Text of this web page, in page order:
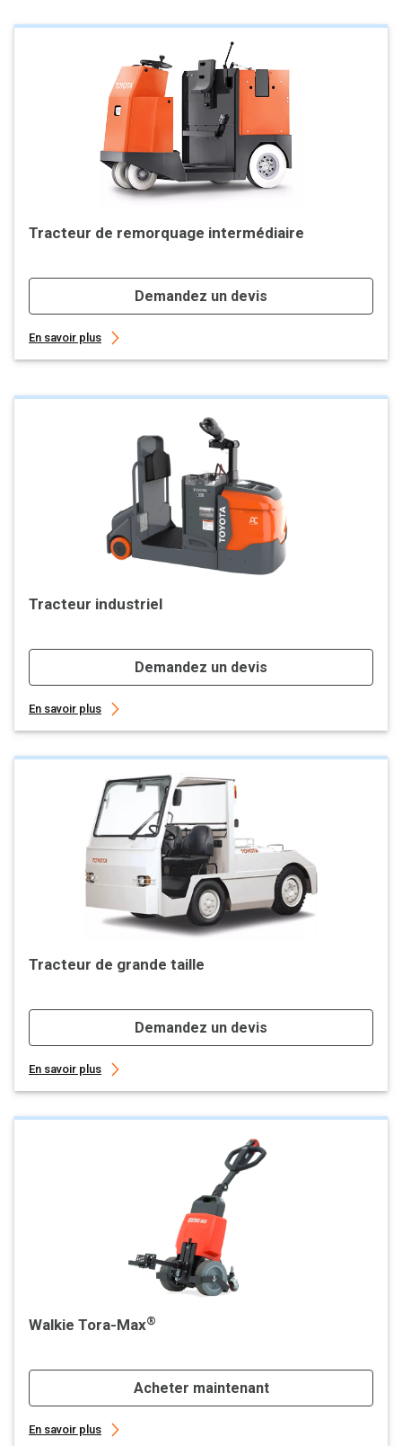
Tracteur de remorquage intermédiaire
Demandez un devis
En savoir plus
Tracteur industriel
Demandez un devis
En savoir plus
Tracteur de grande taille
Demandez un devis
En savoir plus
Walkie Tora-Max®
Acheter maintenant
En savoir plus